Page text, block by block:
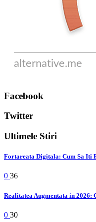
Facebook
Twitter
Ultimele Stiri
Fortareata Digitala: Cum Sa Iti
0 36
Realitatea Augmentata in
0 30